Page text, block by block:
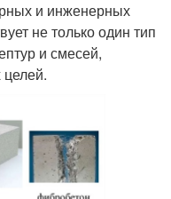
и инженерных
не только один тип
и смесей,